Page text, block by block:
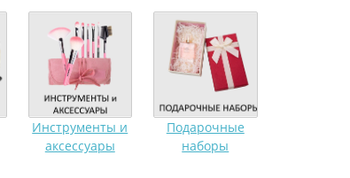
Инструменты и
аксессуары
Подарочные
наборы